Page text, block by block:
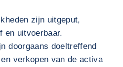
zijn uitgeput,
en uitvoerbaar.
doorgaans doeltreffend
verkopen van de activa